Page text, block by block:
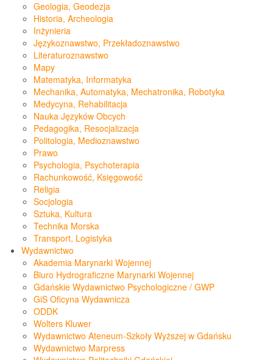
Geologia, Geodezja
Historia, Archeologia
Inżynieria
Językoznawstwo, Przekładoznawstwo
Literaturoznawstwo
Mapy
Matematyka, Informatyka
Mechanika, Automatyka, Mechatronika, Robotyka
Medycyna, Rehabilitacja
Nauka Języków Obcych
Pedagogika, Resocjalizacja
Politologia, Medioznawstwo
Prawo
Psychologia, Psychoterapia
Rachunkowość, Księgowość
Religia
Socjologia
Sztuka, Kultura
Technika Morska
Transport, Logistyka
Wydawnictwo
Akademia Marynarki Wojennej
Biuro Hydrograficzne Marynarki Wojennej
Gdańskie Wydawnictwo Psychologiczne / GWP
GiS Oficyna Wydawnicza
ODDK
Wolters Kluwer
Wydawnictwo Ateneum-Szkoły Wyższej w Gdańsku
Wydawnictwo Marpress